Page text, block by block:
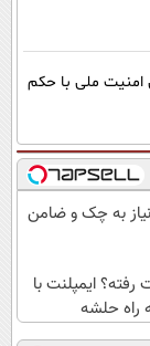
امنیت ملی با حکم
به چک و ضامن
ایمپلنت با